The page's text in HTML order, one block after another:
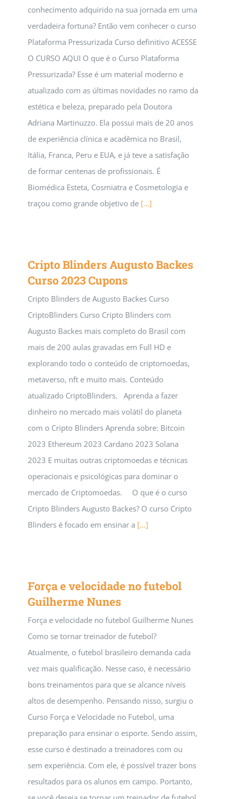
conhecimento adquirido na sua jornada em uma
verdadeira fortuna? Então vem conhecer o curso
Plataforma Pressurizada Curso definitivo ACESSE
O CURSO AQUI O que é o Curso Plataforma
Pressurizada? Esse é um material moderno e
atualizado com as últimas novidades no ramo da
estética e beleza, preparado pela Doutora
Adriana Martinuzzo. Ela possui mais de 20 anos
de experiência clínica e acadêmica no Brasil,
Itália, Franca, Peru e EUA, e já teve a satisfação
de formar centenas de profissionais. É
Biomédica Esteta, Cosmiatra e Cosmetologia e
traçou como grande objetivo de [...]
Cripto Blinders Augusto Backes
Curso 2023 Cupons
Cripto Blinders de Augusto Backes Curso
CriptoBlinders Curso Cripto Blinders com
Augusto Backes mais completo do Brasil com
mais de 200 aulas gravadas em Full HD e
explorando todo o conteúdo de criptomoedas,
metaverso, nft e muito mais. Conteúdo
atualizado CriptoBlinders. Aprenda a fazer
dinheiro no mercado mais volátil do planeta
com o Cripto Blinders Aprenda sobre: Bitcoin
2023 Ethereum 2023 Cardano 2023 Solana
2023 E muitas outras criptomoedas e técnicas
operacionais e psicológicas para dominar o
mercado de Criptomoedas. O que é o curso
Cripto Blinders Augusto Backes? O curso Cripto
Blinders é focado em ensinar a [...]
Força e velocidade no futebol
Guilherme Nunes
Força e velocidade no futebol Guilherme Nunes
Como se tornar treinador de futebol?
Atualmente, o futebol brasileiro demanda cada
vez mais qualificação. Nesse caso, é necessário
bons treinamentos para que se alcance níveis
altos de desempenho. Pensando nisso, surgiu o
Curso Força e Velocidade no Futebol, uma
preparação para ensinar o esporte. Sendo assim,
esse curso é destinado a treinadores com ou
sem experiência. Com ele, é possível trazer bons
resultados para os alunos em campo. Portanto,